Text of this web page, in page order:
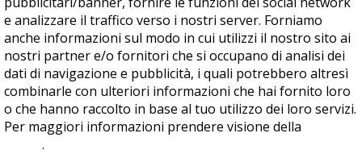
e analizzare il traffico verso i nostri server. Forniamo
anche informazioni sul modo in cui utilizzi il nostro sito ai
nostri partner e/o fornitori che si occupano di analisi dei
dati di navigazione e pubblicità, i quali potrebbero altresì
combinarle con ulteriori informazioni che hai fornito loro
o che hanno raccolto in base al tuo utilizzo dei loro servizi.
Per maggiori informazioni prendere visione della
.
© Copyright 2015 | All Rights Reserved - Powered byDynDevice
Privacy Policy Cookie Policy Accessibilità Sitemap